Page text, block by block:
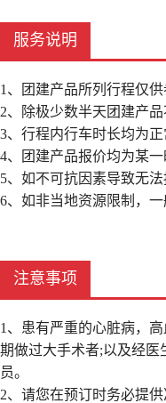
服务说明
1、团建产品所列行程仅
2、除极少数半天团建产
3、行程内行车时长均为
4、团建产品报价均为某
5、如不可抗因素导致无
6、如非当地资源限制，
注意事项
1、患有严重的心脏病，
期做过大手术者;以及经
员。
2、请您在预订时务必提